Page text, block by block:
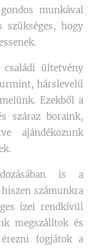
munkával
hogy
ültetvény
hárslevelű
Ezekből a
száraz boraink,
ajándékozunk
is a
számunkra
ízei rendkívül
megszálltok és
fogjátok a